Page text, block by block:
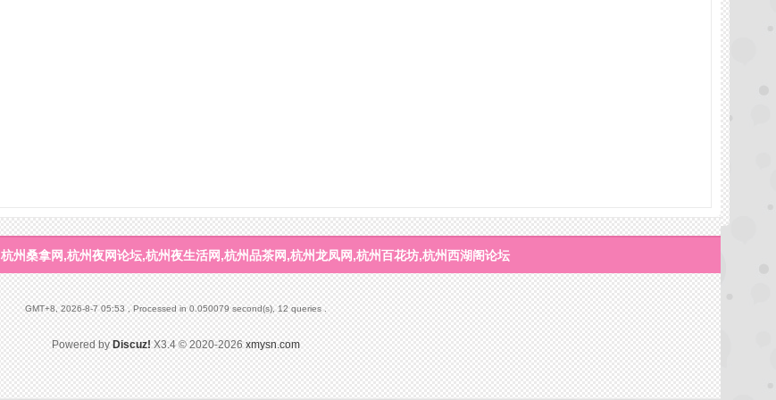
杭州桑拿网,杭州夜网论坛,杭州夜生活网,杭州品茶网,杭州龙凤网,杭州百花坊,杭州西湖阁论坛
GMT+8, 2026-8-7 05:53 , Processed in 0.050079 second(s), 12 queries .
Powered by Discuz! X3.4 © 2020-2026 xmysn.com